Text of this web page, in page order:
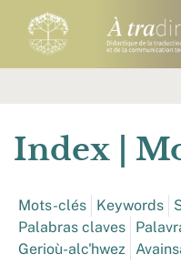
Index |
Mots-clés Keywords
Palabras claves
Gerioù-alc'hwez